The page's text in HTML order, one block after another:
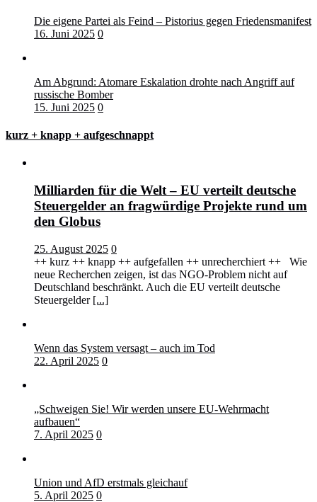
Die eigene Partei als Feind – Pistorius gegen Friedensmanifest
16. Juni 2025 0
Am Abgrund: Atomare Eskalation drohte nach Angriff auf
russische Bomber
15. Juni 2025 0
kurz + knapp + aufgeschnappt
Milliarden für die Welt – EU verteilt deutsche
Steuergelder an fragwürdige Projekte rund um
den Globus
25. August 2025 0
++ kurz ++ knapp ++ aufgefallen ++ unrecherchiert ++ Wie
neue Recherchen zeigen, ist das NGO-Problem nicht auf
Deutschland beschränkt. Auch die EU verteilt deutsche
Steuergelder [...]
Wenn das System versagt – auch im Tod
22. April 2025 0
„Schweigen Sie! Wir werden unsere EU-Wehrmacht
aufbauen“
7. April 2025 0
Union und AfD erstmals gleichauf
5. April 2025 0